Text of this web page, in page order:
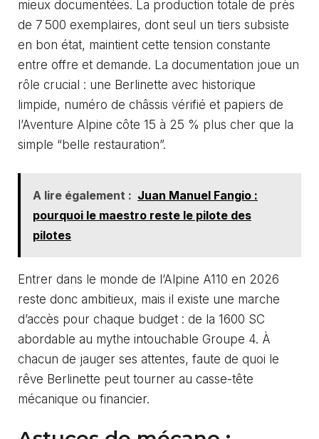
mieux documentées. La production totale de près
de 7 500 exemplaires, dont seul un tiers subsiste
en bon état, maintient cette tension constante
entre offre et demande. La documentation joue un
rôle crucial : une Berlinette avec historique
limpide, numéro de châssis vérifié et papiers de
l’Aventure Alpine côte 15 à 25 % plus cher que la
simple “belle restauration”.
A lire également : Juan Manuel Fangio :
pourquoi le maestro reste le pilote des
pilotes
Entrer dans le monde de l’Alpine A110 en 2026
reste donc ambitieux, mais il existe une marche
d’accès pour chaque budget : de la 1600 SC
abordable au mythe intouchable Groupe 4. À
chacun de jauger ses attentes, faute de quoi le
rêve Berlinette peut tourner au casse-tête
mécanique ou financier.